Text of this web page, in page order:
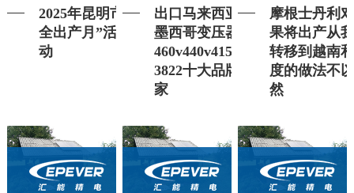
2025年昆明市“安
全出产月”活动发
动
出口马来西亚、
墨西哥变压器
460v440v415v变
3822十大品牌厂
家
摩根士丹利
果将出产从
转移到越南
度的做法不
然